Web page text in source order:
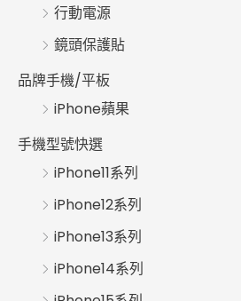
行動電源
鏡頭保護貼
品牌手機/平板
iPhone蘋果
手機型號快選
iPhone11系列
iPhone12系列
iPhone13系列
iPhone14系列